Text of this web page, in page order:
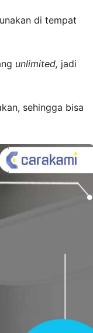
di tempat
unlimited, jadi
sehingga bisa